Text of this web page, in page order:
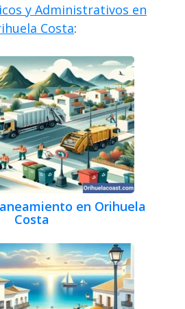
y Administrativos en
Costa:
en Orihuela
Costa